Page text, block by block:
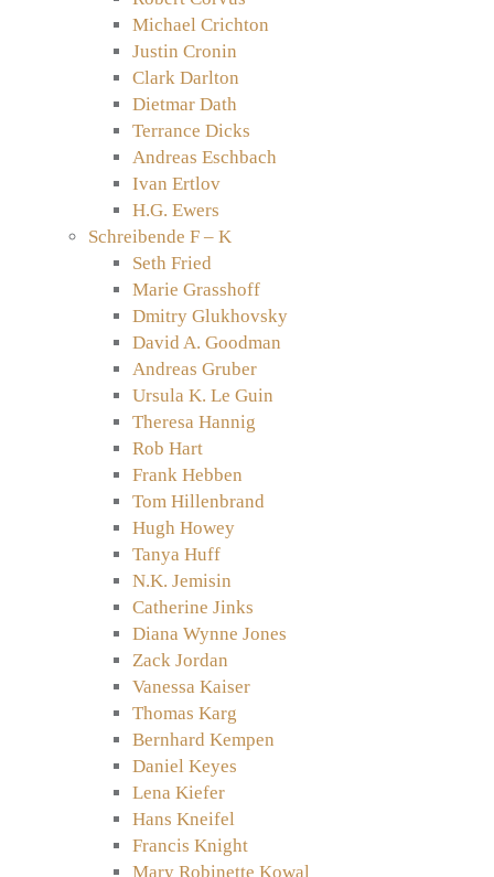
Michael Crichton
Justin Cronin
Clark Darlton
Dietmar Dath
Terrance Dicks
Andreas Eschbach
Ivan Ertlov
H.G. Ewers
Schreibende F – K
Seth Fried
Marie Grasshoff
Dmitry Glukhovsky
David A. Goodman
Andreas Gruber
Ursula K. Le Guin
Theresa Hannig
Rob Hart
Frank Hebben
Tom Hillenbrand
Hugh Howey
Tanya Huff
N.K. Jemisin
Catherine Jinks
Diana Wynne Jones
Zack Jordan
Vanessa Kaiser
Thomas Karg
Bernhard Kempen
Daniel Keyes
Lena Kiefer
Hans Kneifel
Francis Knight
Mary Robinette Kowal